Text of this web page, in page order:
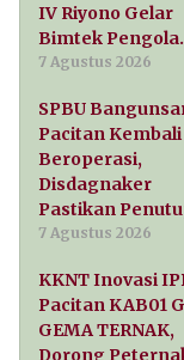
IV Riyono Gelar
Bimtek
7 Agustus 2026
SPBU
Pacitan Kembali
Beroperasi,
Disdagnaker
Pastikan
7 Agustus 2026
KKNT Inovasi
Pacitan KAB01
GEMA TERNAK,
Dorong